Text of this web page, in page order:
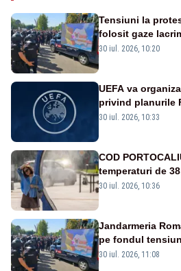
Tensiuni la
folosit gaze
Poporului face
30 iul. 2026, 10:20
UEFA va
privind planurile
Mondială
30 iul. 2026, 10:33
COD
temperaturi de
30 iul. 2026, 10:36
Jandarmeria
pe fondul
masiv al
30 iul. 2026, 11:08